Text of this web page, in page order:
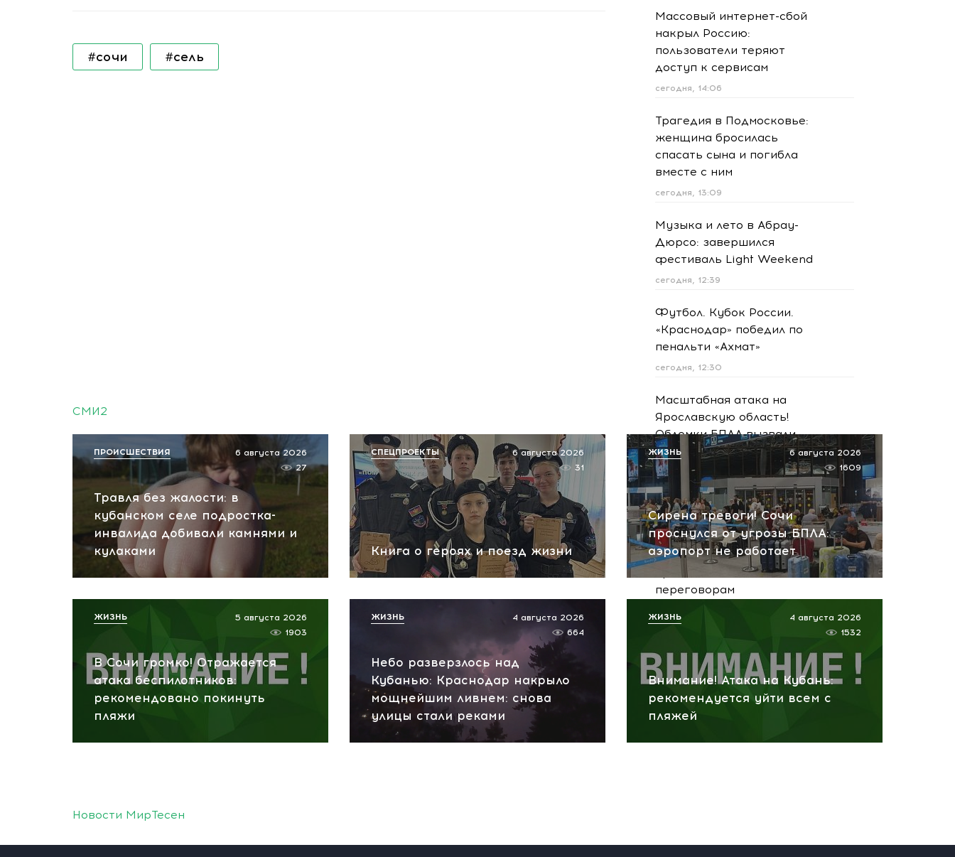
#сочи #сель
Массовый интернет-сбой
накрыл Россию:
пользователи теряют
доступ к сервисам
сегодня, 14:06
Трагедия в Подмосковье:
женщина бросилась
спасать сына и погибла
вместе с ним
сегодня, 13:09
Музыка и лето в Абрау-
Дюрсо: завершился
фестиваль Light Weekend
сегодня, 12:39
Футбол. Кубок России.
«Краснодар» победил по
пенальти «Ахмат»
сегодня, 12:30
Масштабная атака на
Ярославскую область!
Обломки БПЛА вызвали
пожар на НПЗ
сегодня, 12:18
МИД России предупредил о
затяжном конфликте на
Украине: Европа продолжит
финансировать Киев и
препятствовать
переговорам
СМИ2
Травля без жалости: в
кубанском селе подростка-
инвалида добивали камнями и
кулаками
6 августа 2026
27
ПРОИСШЕСТВИЯ
Книга о героях и поезд жизни
6 августа 2026
31
СПЕЦПРОЕКТЫ
Сирена тревоги! Сочи
проснулся от угрозы БПЛА:
аэропорт не работает
6 августа 2026
1609
ЖИЗНЬ
В Сочи громко! Отражается
атака беспилотников:
рекомендовано покинуть
пляжи
5 августа 2026
1903
ЖИЗНЬ
Небо разверзлось над
Кубанью: Краснодар накрыло
мощнейшим ливнем: снова
улицы стали реками
4 августа 2026
664
ЖИЗНЬ
Внимание! Атака на Кубань:
рекомендуется уйти всем с
пляжей
4 августа 2026
1532
ЖИЗНЬ
Новости МирТесен